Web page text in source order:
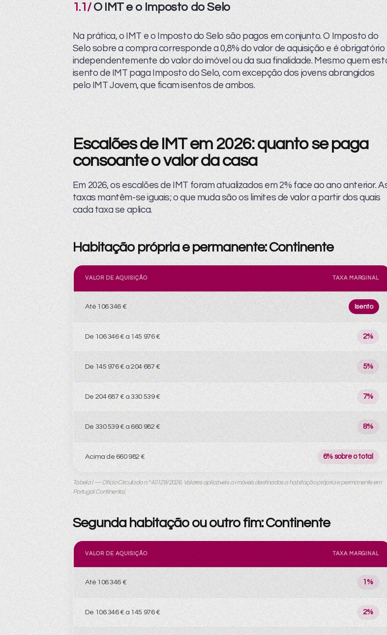
1.1/O IMT e o Imposto do Selo
Na prática, o IMT e o Imposto do Selo são pagos em conjunto. O Imposto do
Selo sobre a compra corresponde a 0,8% do valor de aquisição e é obrigatório
independentemente do valor do imóvel ou da sua finalidade. Mesmo quem
isento de IMT paga Imposto do Selo, com excepção dos jovens abrangidos
pelo IMT Jovem, que ficam isentos de ambos.
Escalões de IMT em 2026: quanto se paga
consoante o valor da casa
Em 2026, os escalões de IMT foram atualizados em 2% face ao ano anterior.
taxas mantêm-se iguais; o que muda são os limites de valor a partir dos quais
cada taxa se aplica.
Habitação própria e permanente: Continente
VALOR DE AQUISIÇÃO TAXA MARGINAL
Até 106 346 € Isento
De 106 346 € a 145 976 € 2%
De 145 976 € a 204 687 € 5%
De 204 687 € a 330 539 € 7%
De 330 539 € a 660 982 € 8%
Acima de 660 982 € 6% sobre o total
Tabela I — Ofício Circulado n.º 40129/2026. Valores aplicáveis a imóveis destinados a habitação própria e permanente em
Portugal Continental.
Segunda habitação ou outro fim: Continente
VALOR DE AQUISIÇÃO TAXA MARGINAL
Até 106 346 € 1%
De 106 346 € a 145 976 € 2%